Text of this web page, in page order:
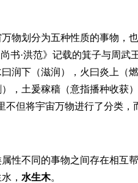
物划分为五种性质的事物，
书·洪范》记载的箕子与周武
润下（滋润），火曰炎上（燃
），土爰稼穑（意指播种收获
不但将宇宙万物进行了分类，
性不同的事物之间存在相互
， 水生木。